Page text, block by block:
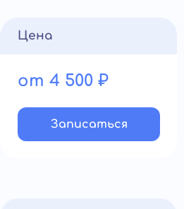
Цена
от 4 500 ₽
Записатьcя